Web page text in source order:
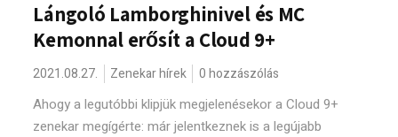
Lángoló Lamborghinivel és MC
Kemonnal erősít a Cloud 9+
2021.08.27. Zenekar hírek 0 hozzászólás
Ahogy a legutóbbi klipjük megjelenésekor a Cloud 9+
zenekar megígérte: már jelentkeznek is a legújabb